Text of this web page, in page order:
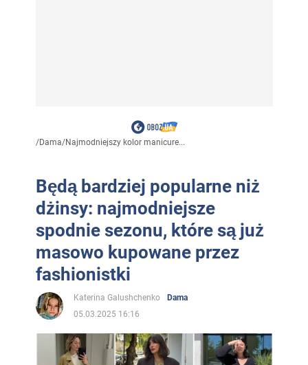
/Dama/Najmodniejszy kolor manicure...
Będą bardziej popularne niż
dżinsy: najmodniejsze
spodnie sezonu, które są już
masowo kupowane przez
fashionistki
Katerina Galushchenko
Dama
05.03.2025 16:16